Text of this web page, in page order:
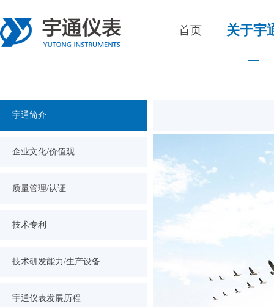
首页 关于宇
宇通简介
企业文化/价值观
质量管理/认证
技术专利
技术研发能力/生产设备
宇通仪表发展历程